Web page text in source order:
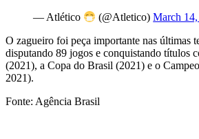
— Atlético (@Atletico)March
O zagueiro foi peça importante nas últimas
disputando 89 jogos e conquistando títulos
(2021), a Copa do Brasil (2021) e o
2021).
Fonte: Agência Brasil